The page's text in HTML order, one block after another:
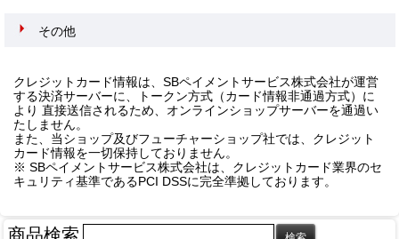
その他
クレジットカード情報は、SBペイメントサービス株式会社が運営
する決済サーバーに、トークン方式（カード情報非通過方式）に
より 直接送信されるため、オンラインショップサーバーを通過い
たしません。
また、当ショップ及びフューチャーショップ社では、クレジット
カード情報を一切保持しておりません。
※ SBペイメントサービス株式会社は、クレジットカード業界のセ
キュリティ基準であるPCI DSSに完全準拠しております。
商品検索